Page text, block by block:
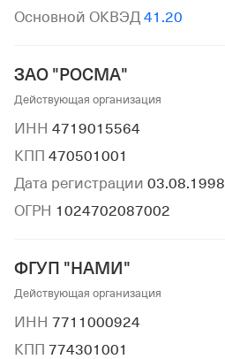
Основной ОКВЭД 41.20
ЗАО "РОСМА"
Действующая организация
ИНН 4719015564
КПП 470501001
Дата регистрации 03.08.1998
ОГРН 1024702087002
ФГУП "НАМИ"
Действующая организация
ИНН 7711000924
КПП 774301001